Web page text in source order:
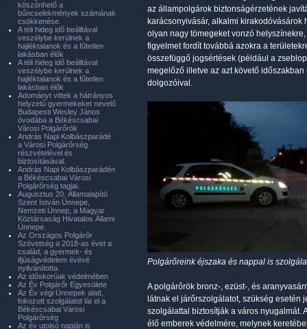
az állampolgárok biztonságérzetének
karácsonyivásár, alkalmi
olyan nagy tömegeket vonzó
figyelmet fordít továbbá azokra a
összefüggő jogsértések (például a
megelőző illetve az azt követő
dolgozóival.
Polgárőreink éjszaka és nappal is
A polgárőrök bronz-, ezüst-, és
látnak el járőrszolgálatot, szükség esetén
szolgálattal biztosítják a város nyugalmát.
élő emberek védelmére, melynek
köszönhető a
bűncselekmények számának
csökkenése.
A téli hideg idő beálltával
veszélybe kerülnek a
hajléktalanok és a fűtetlen
lakásban élők
A téli hideg idő beálltával
veszélybe kerülnek a
hajléktalanok és a fűtetlen
lakásban élők
Adományt vittek a hátrányos
helyzetű gyermekeket nevelő
Budapesti Wesley János
óvodába a Békéscsabai
Városi Polgárőrök
András Napi Kolbászparádé
a Városi Polgárőrség
részvételével és
biztosításával.
András Napi Kolbászparádén
a Békéscsabai Városi
Polgárőrség tagjai.
Augusztus 20. Államalapító
Szent István Ünnepe,
Nemzeti Ünnep, a Magyar
Köztársaság Hivatalos Állami
Ünnepe.
Az Országos Polgárőr
Szövetség a 2018-as évet a
család, a gyermek- és
ifjúságvédelem évévé
nyilvánította.
Az időskorúak védelmében
Az Év Polgárőr Egyesülete
Az Év végi Ünnepek alatt,
fokozott szolgálatot lát el a
Békéscsabai Városi
Polgárőrség
Az év utolsó napján is